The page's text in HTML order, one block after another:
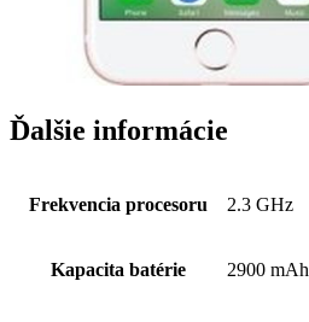
Ďalšie informácie
Frekvencia procesoru 2.3 GHz
Kapacita batérie 2900 mAh